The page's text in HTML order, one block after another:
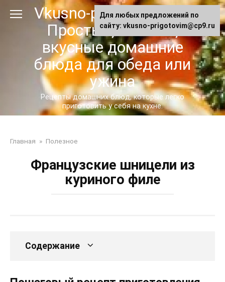
Vkusno-prigotovim.ru -
Простые, сытные,
вкусные домашние
блюда для обеда или
ужина
Рецепты домашних блюд, которые легко
приготовить у себя на кухне.
Главная » Полезное
Французские шницели из
куриного филе
Содержание
Для любых предложений по
сайту: vkusno-prigotovim@cp9.ru